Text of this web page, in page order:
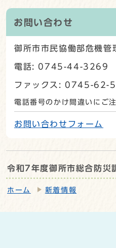
お問い合わせ
御所市市民協働部危機管
電話: 0745-44-3269
ファックス: 0745-62-
電話番号のかけ間違いにご
お問い合わせフォーム
令和7年度御所市総合防災
ホーム 新着情報